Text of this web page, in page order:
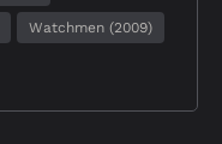
Watchmen (2009)